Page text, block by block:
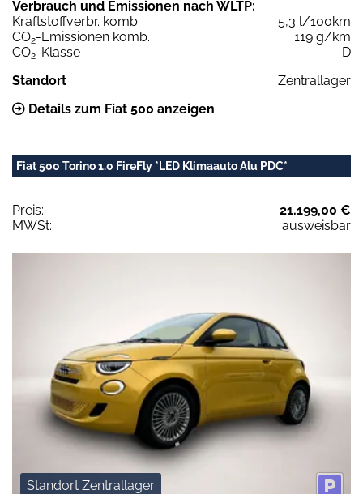
Verbrauch und Emissionen nach WLTP:
Kraftstoffverbr. komb.
5,3 l/100km
CO2-Emissionen komb.
119 g/km
CO2-Klasse
D
Standort
Zentrallager
Details zum Fiat 500 anzeigen
Fiat 500 Torino 1.0 FireFly *LED Klimaauto Alu PDC*
Preis:
21.199,00 €
MWSt:
ausweisbar
Standort Zentrallager